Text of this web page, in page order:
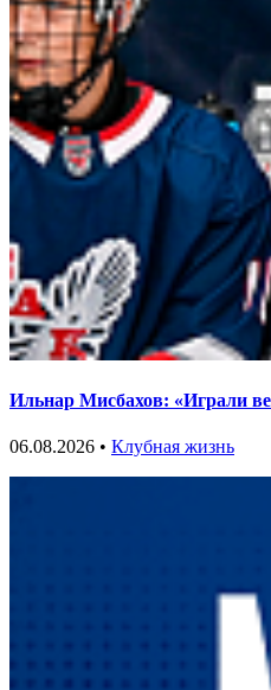
Ильнар Мисбахов: «Играли
06.08.2026 • Клубная жизнь